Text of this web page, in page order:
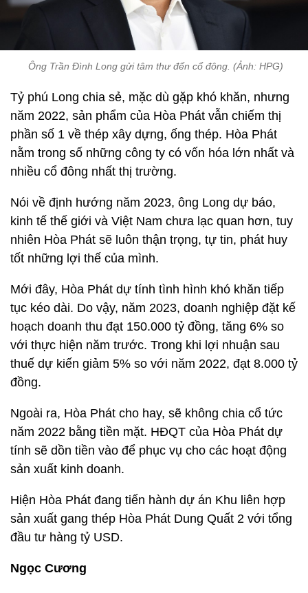
Ông Trần Đình Long gửi tâm thư đến cổ đông. (Ảnh: HPG)
Tỷ phú Long chia sẻ, mặc dù gặp khó khăn, nhưng
năm 2022, sản phẩm của Hòa Phát vẫn chiếm thị
phần số 1 về thép xây dựng, ống thép. Hòa Phát
nằm trong số những công ty có vốn hóa lớn nhất và
nhiều cổ đông nhất thị trường.
Nói về định hướng năm 2023, ông Long dự báo,
kinh tế thế giới và Việt Nam chưa lạc quan hơn, tuy
nhiên Hòa Phát sẽ luôn thận trọng, tự tin, phát huy
tốt những lợi thế của mình.
Mới đây, Hòa Phát dự tính tình hình khó khăn tiếp
tục kéo dài. Do vậy, năm 2023, doanh nghiệp đặt kế
hoạch doanh thu đạt 150.000 tỷ đồng, tăng 6% so
với thực hiện năm trước. Trong khi lợi nhuận sau
thuế dự kiến giảm 5% so với năm 2022, đạt 8.000 tỷ
đồng.
Ngoài ra, Hòa Phát cho hay, sẽ không chia cổ tức
năm 2022 bằng tiền mặt. HĐQT của Hòa Phát dự
tính sẽ dồn tiền vào để phục vụ cho các hoạt động
sản xuất kinh doanh.
Hiện Hòa Phát đang tiến hành dự án Khu liên hợp
sản xuất gang thép Hòa Phát Dung Quất 2 với tổng
đầu tư hàng tỷ USD.
Ngọc Cương